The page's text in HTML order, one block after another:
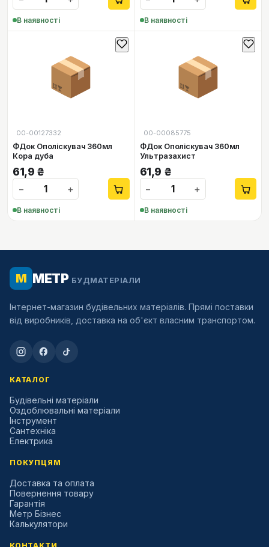
В наявності В наявності
📦
00-00127332
ФДок Ополіскувач 360мл
Кора дуба
61,9 ₴
−
+
В наявності
📦
00-00085775
ФДок Ополіскувач 360мл
Ультразахист
61,9 ₴
−
+
В наявності
М МЕТР БУДМАТЕРІАЛИ
Інтернет-магазин будівельних матеріалів. Прямі поставки
від виробників, доставка на об'єкт власним транспортом.
КАТАЛОГ
Будівельні матеріали
Оздоблювальні матеріали
Інструмент
Сантехніка
Електрика
ПОКУПЦЯМ
Доставка та оплата
Повернення товару
Гарантія
Метр Бізнес
Калькулятори